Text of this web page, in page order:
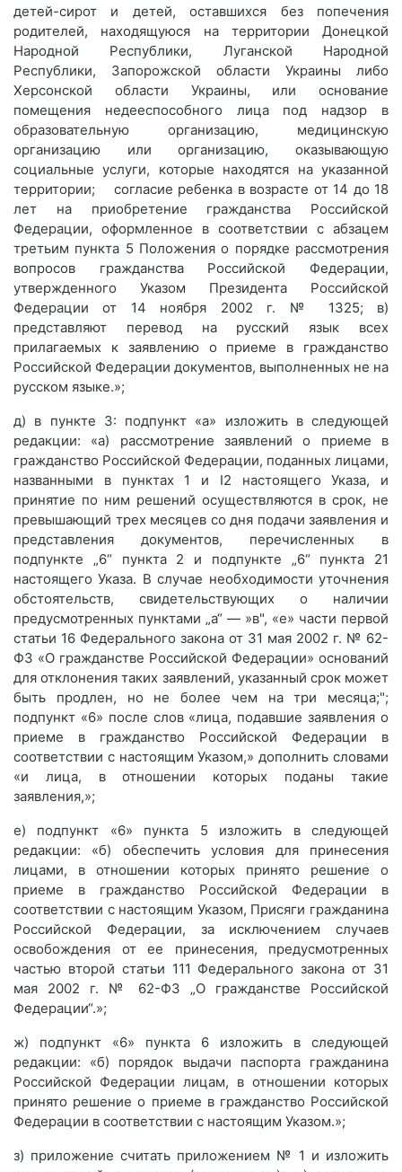
детей-сирот и детей, оставшихся без попечения
родителей, находящуюся на территории Донецкой
Народной Республики, Луганской Народной
Республики, Запорожской области Украины либо
Херсонской области Украины, или основание
помещения недееспособного лица под надзор в
образовательную организацию, медицинскую
организацию или организацию, оказывающую
социальные услуги, которые находятся на указанной
территории; согласие ребенка в возрасте от 14 до 18
лет на приобретение гражданства Российской
Федерации, оформленное в соответствии с абзацем
третьим пункта 5 Положения о порядке рассмотрения
вопросов гражданства Российской Федерации,
утвержденного Указом Президента Российской
Федерации от 14 ноября 2002 г. № 1325; в)
представляют перевод на русский язык всех
прилагаемых к заявлению о приеме в гражданство
Российской Федерации документов, выполненных не на
русском языке.»;
д) в пункте 3: подпункт «а» изложить в следующей
редакции: «а) рассмотрение заявлений о приеме в
гражданство Российской Федерации, поданных лицами,
названными в пунктах 1 и I2 настоящего Указа, и
принятие по ним решений осуществляются в срок, не
превышающий трех месяцев со дня подачи заявления и
представления документов, перечисленных в
подпункте „6“ пункта 2 и подпункте „6“ пункта 21
настоящего Указа. В случае необходимости уточнения
обстоятельств, свидетельствующих о наличии
предусмотренных пунктами „а“ — »в", «е» части первой
статьи 16 Федерального закона от 31 мая 2002 г. № 62-
ФЗ «О гражданстве Российской Федерации» оснований
для отклонения таких заявлений, указанный срок может
быть продлен, но не более чем на три месяца;";
подпункт «6» после слов «лица, подавшие заявления о
приеме в гражданство Российской Федерации в
соответствии с настоящим Указом,» дополнить словами
«и лица, в отношении которых поданы такие
заявления,»;
е) подпункт «6» пункта 5 изложить в следующей
редакции: «б) обеспечить условия для принесения
лицами, в отношении которых принято решение о
приеме в гражданство Российской Федерации в
соответствии с настоящим Указом, Присяги гражданина
Российской Федерации, за исключением случаев
освобождения от ее принесения, предусмотренных
частью второй статьи 111 Федерального закона от 31
мая 2002 г. № 62-ФЗ „О гражданстве Российской
Федерации“.»;
ж) подпункт «6» пункта 6 изложить в следующей
редакции: «б) порядок выдачи паспорта гражданина
Российской Федерации лицам, в отношении которых
принято решение о приеме в гражданство Российской
Федерации в соответствии с настоящим Указом.»;
з) приложение считать приложением № 1 и изложить